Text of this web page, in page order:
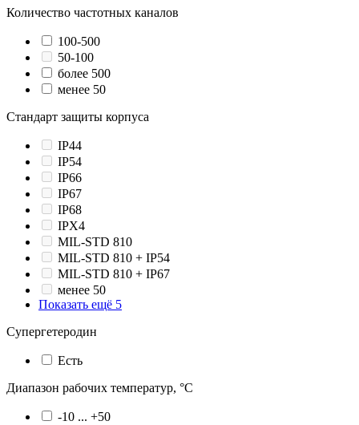
Количество частотных каналов
100-500
50-100
более 500
менее 50
Стандарт защиты корпуса
IP44
IP54
IP66
IP67
IP68
IPX4
MIL-STD 810
MIL-STD 810 + IP54
MIL-STD 810 + IP67
менее 50
Показать ещё 5
Супергетеродин
Есть
Диапазон рабочих температур, °С
-10 ... +50